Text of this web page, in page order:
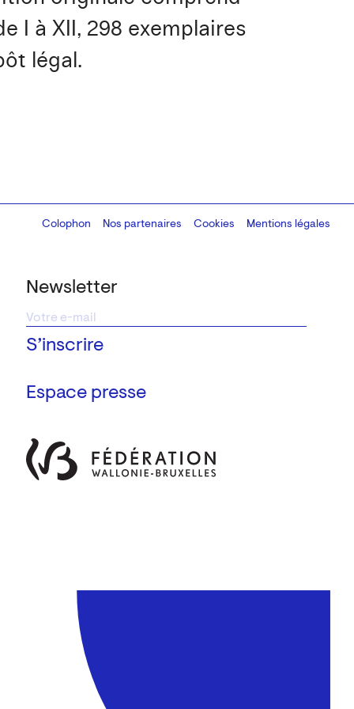
I à XII, 298 exemplaires
légal.
Newsletter
Espace presse
Colophon
Design:Marcel Kaczmarek, code:8080.studio
Nos partenaires Cookies Mentions légales